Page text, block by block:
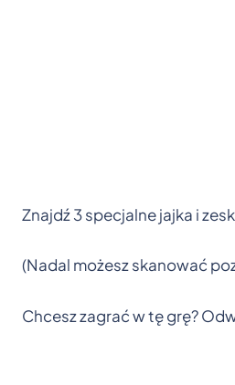
Znajdź 3 specjalne jajka i
(Nadal możesz skanować
Chcesz zagrać w tę grę?